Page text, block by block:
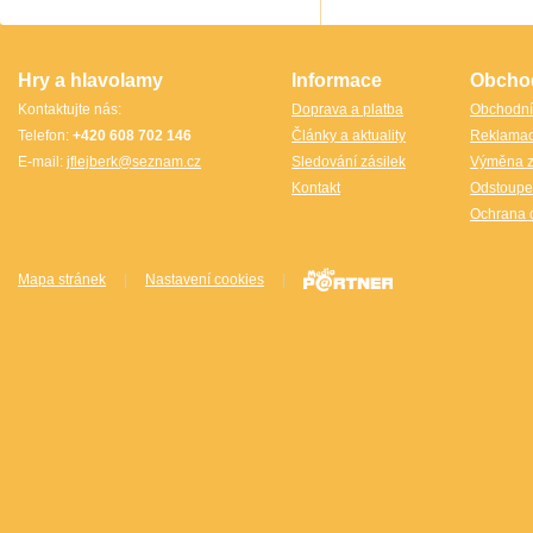
Hry a hlavolamy
Kontaktujte nás:
Telefon: +420 608 702 146
E-mail: jflejberk@seznam.cz
Informace
Doprava a platba
Články a aktuality
Sledování zásilek
Kontakt
Výměna
Ochrana
Mapa stránek Nastavení cookies